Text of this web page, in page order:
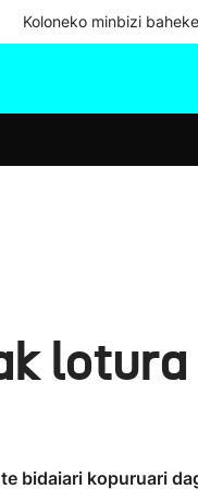
Koloneko minbizi
bidaiari kopuruari